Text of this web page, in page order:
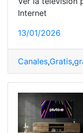
Internet
13/01/2026
Canales,Gratis,